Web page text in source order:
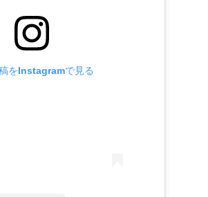
をInstagramで見る